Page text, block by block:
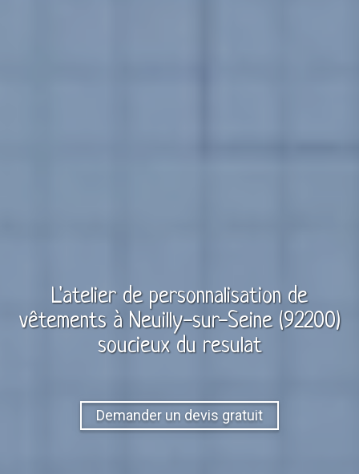
L'atelier de personnalisation de
vêtements à Neuilly-sur-Seine (92200)
soucieux du resulat
Demander un devis gratuit